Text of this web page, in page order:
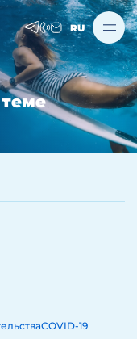
RU
COVID-19